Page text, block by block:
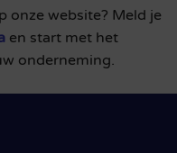
onze website? Meld je
en start met het
onderneming.